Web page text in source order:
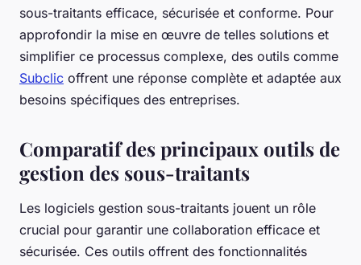
sous-traitants efficace, sécurisée et conforme. Pour
approfondir la mise en œuvre de telles solutions et
simplifier ce processus complexe, des outils comme
Subclic offrent une réponse complète et adaptée aux
besoins spécifiques des entreprises.
Comparatif des principaux outils de
gestion des sous-traitants
Les logiciels gestion sous-traitants jouent un rôle
crucial pour garantir une collaboration efficace et
sécurisée. Ces outils offrent des fonctionnalités